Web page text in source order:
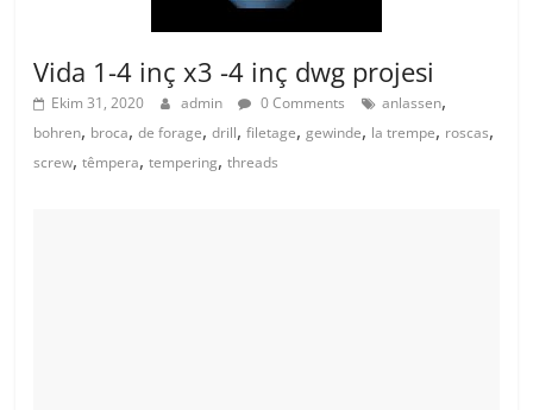
Vida 1-4 inç x3 -4 inç dwg projesi
Ekim 31, 2020 admin 0 Comments anlassen,
bohren, broca,de forage,drill,filetage,gewinde, la trempe, roscas,
screw,têmpera,tempering,threads